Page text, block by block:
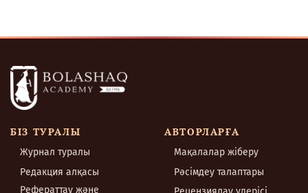
БІЗ ТУРАЛЫ
Журнал туралы
Редакция алқасы
Рефераттау және
АВТОРЛАРҒА
Мақалалар жіберу
Рәсімдеу талаптары